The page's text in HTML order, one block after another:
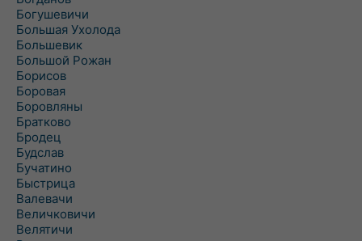
Богушевичи
Большая Ухолода
Большевик
Большой Рожан
Борисов
Боровая
Боровляны
Братково
Бродец
Будслав
Бучатино
Быстрица
Валевачи
Величковичи
Велятичи